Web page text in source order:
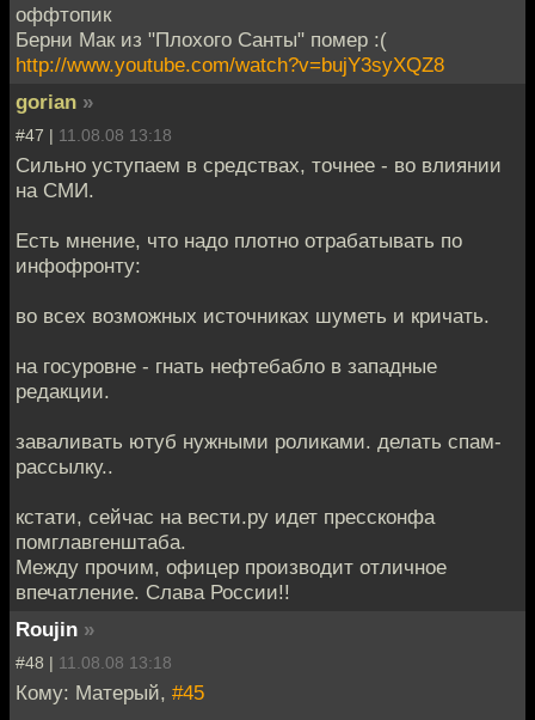
оффтопик
Берни Мак из "Плохого Санты" помер :(
http://www.youtube.com/watch?v=bujY3syXQZ8
gorian »
#47 | 11.08.08 13:18
Сильно уступаем в средствах, точнее - во влиянии
на СМИ.
Есть мнение, что надо плотно отрабатывать по
инфофронту:
во всех возможных источниках шуметь и кричать.
на госуровне - гнать нефтебабло в западные
редакции.
заваливать ютуб нужными роликами. делать спам-
рассылку..
кстати, сейчас на вести.ру идет прессконфа
помглавгенштаба.
Между прочим, офицер производит отличное
впечатление. Слава России!!
Roujin »
#48 | 11.08.08 13:18
Кому: Матерый, #45